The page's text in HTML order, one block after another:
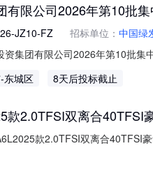
有限公司2026年第10批
JZ10-FZ 招标单位： 中国绿
资集团有限公司2026年第10批集
人须满足如下通用资格要求：（
-东城区 8天后投标截止
款2.0TFSI双离合40TFSI
款2.0TFSI双离合40TFSI
新车未上牌，全国4S均可维护保